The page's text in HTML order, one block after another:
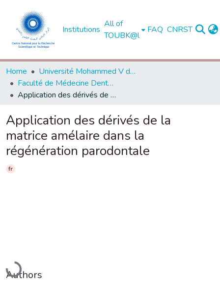
Institutions
All of
TOUBK@l
FAQ CNRST
Home
Université Mohammed V de Rabat
Faculté de Médecine Dentaire - Rabat
Application des dérivés de la matrice amélaire dans la régénération parodontale
Application des dérivés de la
matrice amélaire dans la
régénération parodontale
fr
Loading...
Authors